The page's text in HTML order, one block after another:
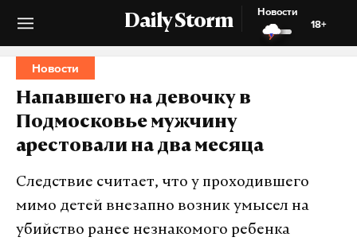
Daily Storm
Новости
18+
Новости
Напавшего на девочку в
Подмосковье мужчину
арестовали на два месяца
Следствие считает, что у проходившего
мимо детей внезапно возник умысел на
убийство ранее незнакомого ребенка